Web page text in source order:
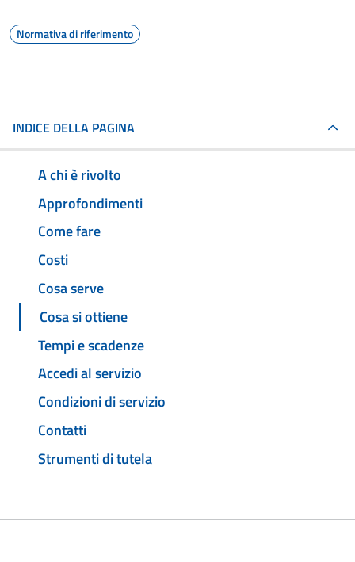
Normativa di riferimento
INDICE DELLA PAGINA
A chi è rivolto
Approfondimenti
Come fare
Costi
Cosa serve
Cosa si ottiene
Tempi e scadenze
Accedi al servizio
Condizioni di servizio
Contatti
Strumenti di tutela